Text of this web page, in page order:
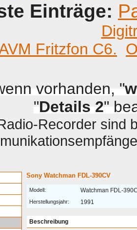
Einträge:
Fritzfon C6.
vorhanden, "
"Details 2"
Recorder sind
Sony Watchman FDL-390CV
Modell: Watchman FDL-
Herstellungsjahr: 1991
Beschreibung